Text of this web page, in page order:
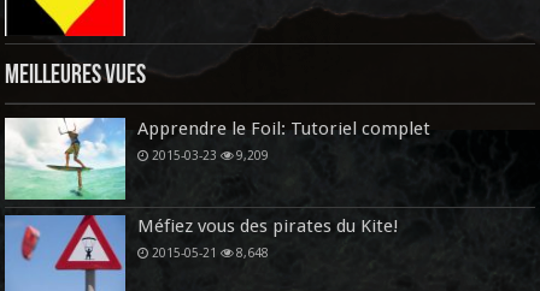
Meilleures vues
Apprendre le Foil: Tutoriel complet
2015-03-23 9,209
Méfiez vous des pirates du Kite!
2015-05-21 8,648